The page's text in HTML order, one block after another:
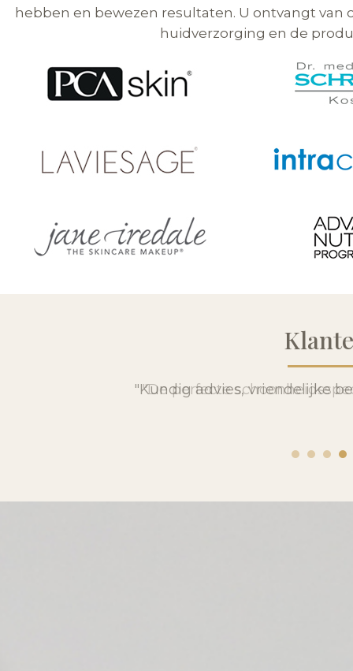
hebben en bewezen resultaten. U ontvangt van
huidverzorging en de
"De perfecte